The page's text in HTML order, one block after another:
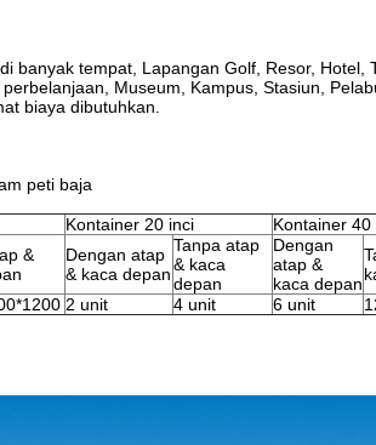
banyak tempat, Lapangan Golf, Resor, Hotel,
Museum, Kampus, Stasiun,
biaya dibutuhkan.
peti baja
Kontainer 20 inci Kontainer 40
&
Dengan atap
& kaca depan
Tanpa atap
& kaca
depan
Dengan
atap &
kaca depan
2 unit 4 unit 6 unit